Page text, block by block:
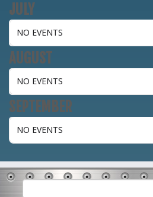
JULY
NO EVENTS
AUGUST
NO EVENTS
SEPTEMBER
NO EVENTS
Suchen